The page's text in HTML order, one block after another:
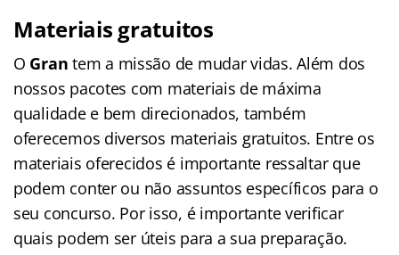
Materiais gratuitos
O Grantem a missão de mudar vidas. Além dos
nossos pacotes com materiais de máxima
qualidade e bem direcionados, também
oferecemos diversos materiais gratuitos. Entre os
materiais oferecidos é importante ressaltar que
podem conter ou não assuntos específicos para o
seu concurso. Por isso, é importante verificar
quais podem ser úteis para a sua preparação.